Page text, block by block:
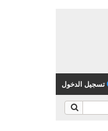
تسجيل الدخول